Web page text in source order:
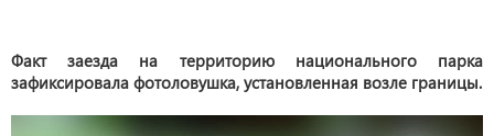
Факт заезда на территорию национального парка
зафиксировала фотоловушка, установленная возле границы.